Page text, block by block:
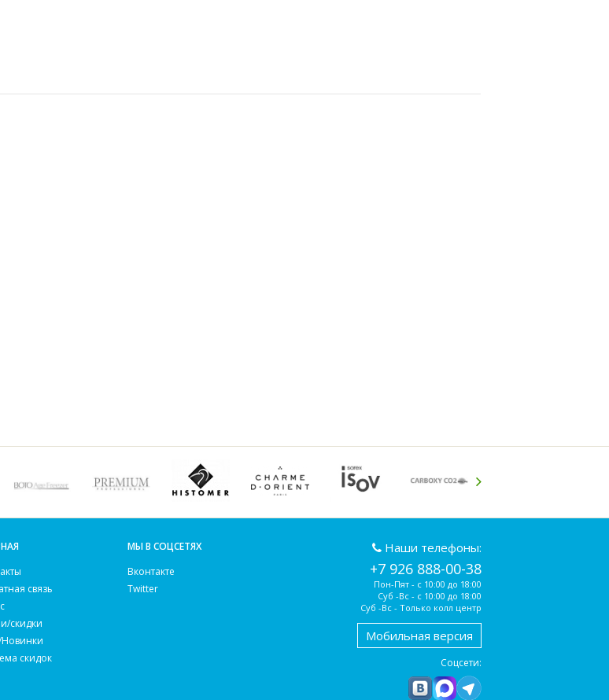
связь
скидки
Новинки
скидок
МЫ В СОЦСЕТЯХ
Вконтакте
Twitter
Наши телефоны:
+7 926 888-00-38
Пон-Пят - с 10:00 до 18:00
Суб -Вс - с 10:00 до 18:00
Суб -Вс - Только колл центр
Мобильная версия
Соцсети: